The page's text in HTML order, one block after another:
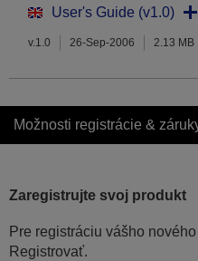
User's Guide (v1.0)
v.1.0 26-Sep-2006 2.13 MB
Možnosti registrácie &
Zaregistrujte svoj produkt
Pre registráciu vášho
Registrovať.